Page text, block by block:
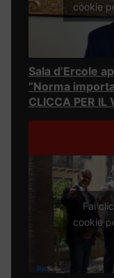
cookie
Sala d’Ercole
“Norma
CLICCA PER IL
Fai
cookie